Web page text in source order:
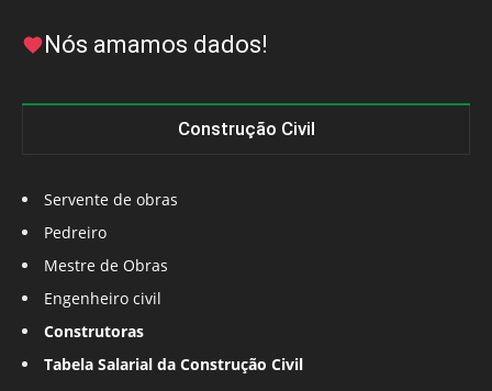
Nós amamos dados!
Construção Civil
Servente de obras
Pedreiro
Mestre de Obras
Engenheiro civil
Construtoras
Tabela Salarial da Construção Civil